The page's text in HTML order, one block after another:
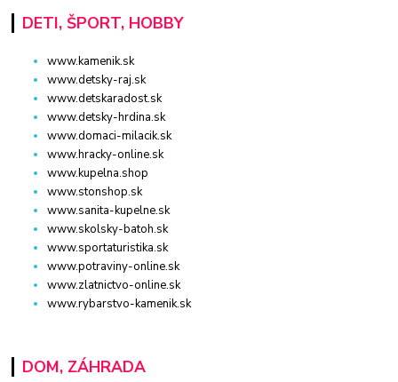
DETI, ŠPORT, HOBBY
www.kamenik.sk
www.detsky-raj.sk
www.detskaradost.sk
www.detsky-hrdina.sk
www.domaci-milacik.sk
www.hracky-online.sk
www.kupelna.shop
www.stonshop.sk
www.sanita-kupelne.sk
www.skolsky-batoh.sk
www.sportaturistika.sk
www.potraviny-online.sk
www.zlatnictvo-online.sk
www.rybarstvo-kamenik.sk
DOM, ZÁHRADA